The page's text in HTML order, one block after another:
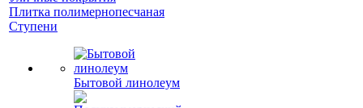
Плитка полимернопесчаная
Ступени
Бытовой линолеум